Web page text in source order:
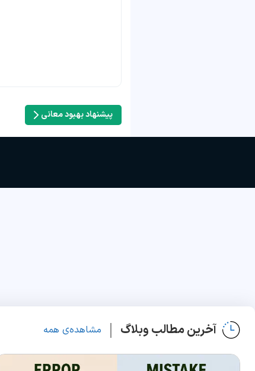
پیشنهاد بهبود معانی
آخرین مطالب وبلاگ مشاهده‌ی همه